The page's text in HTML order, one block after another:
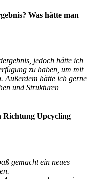
Was hätte man
jedoch hätte ich
zu haben, um mit
Außerdem hätte ich gerne
und Strukturen
Richtung Upcycling
gemacht ein neues